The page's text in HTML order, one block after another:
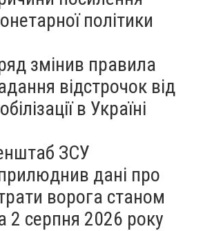
політики
змінив правила
відстрочок від
в Україні
ЗСУ
дані про
ворога станом
2 серпня 2026 року